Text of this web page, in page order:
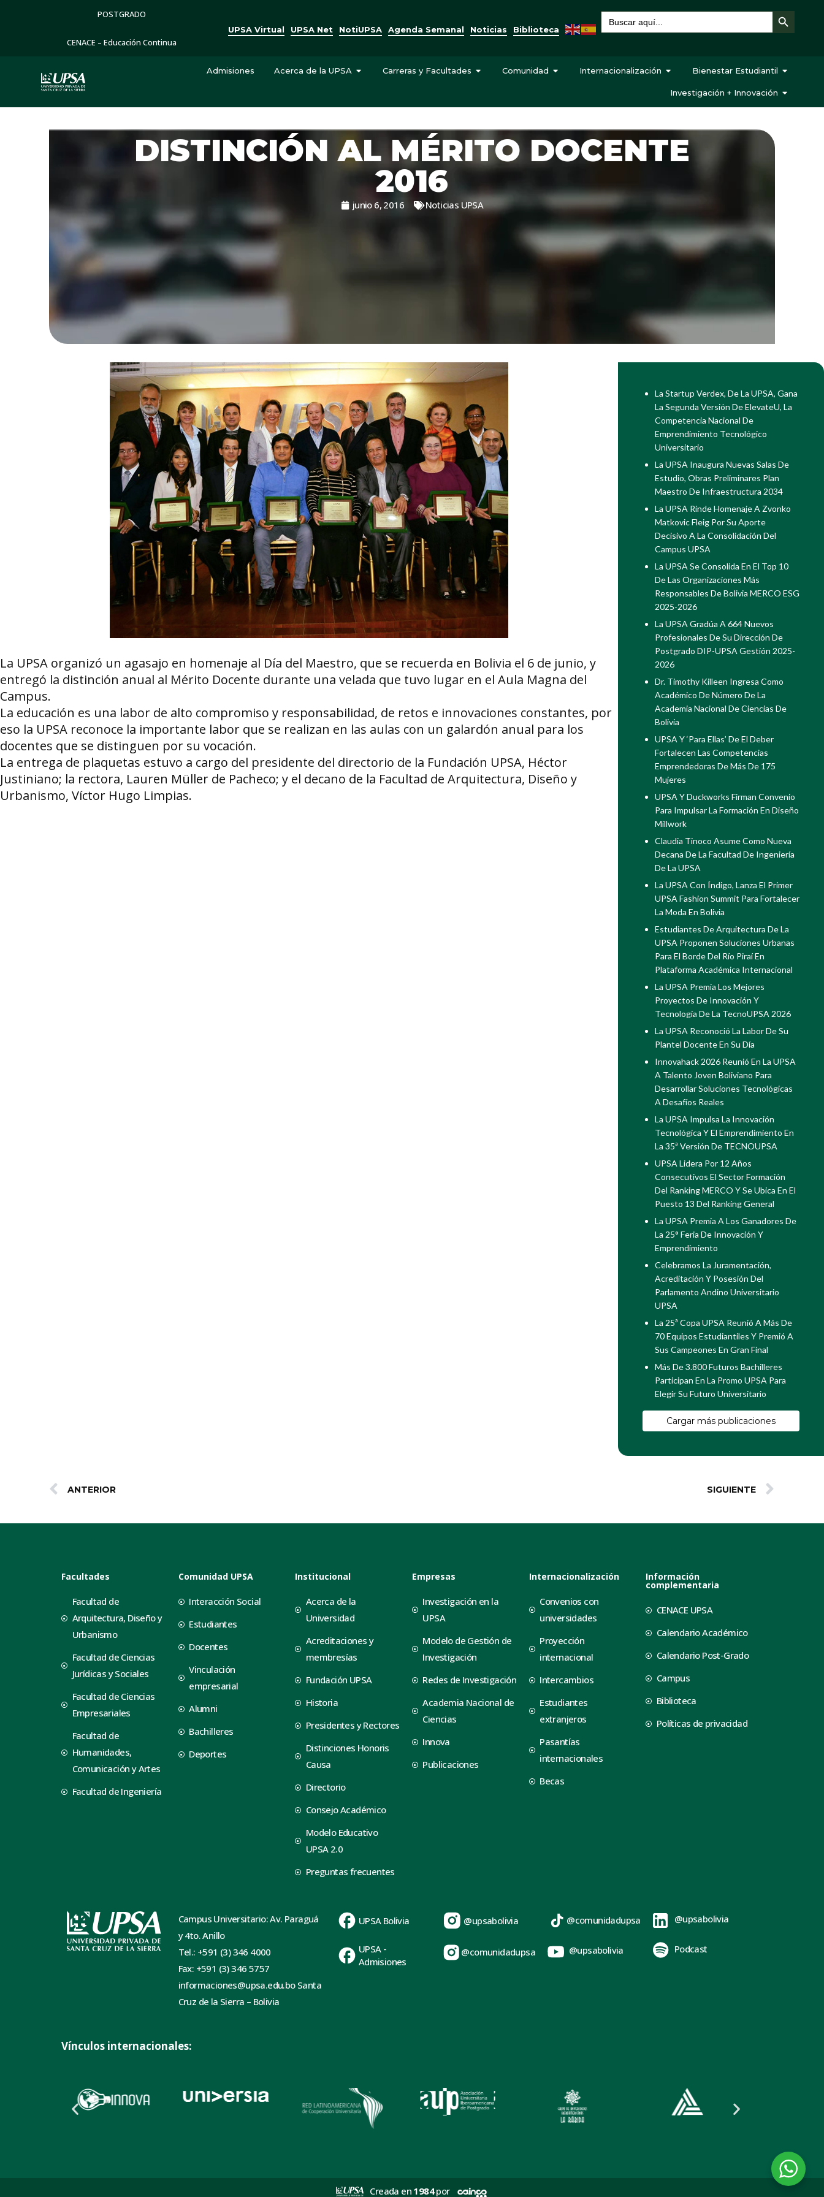
POSTGRADO
CENACE – Educación Continua
UPSA Virtual UPSA Net NotiUPSA Agenda Semanal Noticias Biblioteca
Buscar: Botón de búsqueda
Admisiones Acerca de la UPSA Carreras y Facultades Comunidad Internacionalización Bienestar Estudiantil
Investigación + Innovación
DISTINCIÓN AL MÉRITO DOCENTE
2016
junio 6, 2016 Noticias UPSA
La UPSA organizó un agasajo en homenaje al Día del Maestro, que se recuerda en Bolivia el 6 de junio, y
entregó la distinción anual al Mérito Docente durante una velada que tuvo lugar en el Aula Magna del
Campus.
La educación es una labor de alto compromiso y responsabilidad, de retos e innovaciones constantes, por
eso la UPSA reconoce la importante labor que se realizan en las aulas con un galardón anual para los
docentes que se distinguen por su vocación.
La entrega de plaquetas estuvo a cargo del presidente del directorio de la Fundación UPSA, Héctor
Justiniano; la rectora, Lauren Müller de Pacheco; y el decano de la Facultad de Arquitectura, Diseño y
Urbanismo, Víctor Hugo Limpias.
La Startup Verdex, De La UPSA, Gana
La Segunda Versión De ElevateU, La
Competencia Nacional De
Emprendimiento Tecnológico
Universitario
La UPSA Inaugura Nuevas Salas De
Estudio, Obras Preliminares Plan
Maestro De Infraestructura 2034
La UPSA Rinde Homenaje A Zvonko
Matkovic Fleig Por Su Aporte
Decisivo A La Consolidación Del
Campus UPSA
La UPSA Se Consolida En El Top 10
De Las Organizaciones Más
Responsables De Bolivia MERCO ESG
2025-2026
La UPSA Gradúa A 664 Nuevos
Profesionales De Su Dirección De
Postgrado DIP-UPSA Gestión 2025-
2026
Dr. Timothy Killeen Ingresa Como
Académico De Número De La
Academia Nacional De Ciencias De
Bolivia
UPSA Y ‘Para Ellas’ De El Deber
Fortalecen Las Competencias
Emprendedoras De Más De 175
Mujeres
UPSA Y Duckworks Firman Convenio
Para Impulsar La Formación En Diseño
Millwork
Claudia Tinoco Asume Como Nueva
Decana De La Facultad De Ingeniería
De La UPSA
La UPSA Con Índigo, Lanza El Primer
UPSA Fashion Summit Para Fortalecer
La Moda En Bolivia
Estudiantes De Arquitectura De La
UPSA Proponen Soluciones Urbanas
Para El Borde Del Río Piraí En
Plataforma Académica Internacional
La UPSA Premia Los Mejores
Proyectos De Innovación Y
Tecnología De La TecnoUPSA 2026
La UPSA Reconoció La Labor De Su
Plantel Docente En Su Día
Innovahack 2026 Reunió En La UPSA
A Talento Joven Boliviano Para
Desarrollar Soluciones Tecnológicas
A Desafíos Reales
La UPSA Impulsa La Innovación
Tecnológica Y El Emprendimiento En
La 35ª Versión De TECNOUPSA
UPSA Lidera Por 12 Años
Consecutivos El Sector Formación
Del Ranking MERCO Y Se Ubica En El
Puesto 13 Del Ranking General
La UPSA Premia A Los Ganadores De
La 25° Feria De Innovación Y
Emprendimiento
Celebramos La Juramentación,
Acreditación Y Posesión Del
Parlamento Andino Universitario
UPSA
La 25ª Copa UPSA Reunió A Más De
70 Equipos Estudiantiles Y Premió A
Sus Campeones En Gran Final
Más De 3.800 Futuros Bachilleres
Participan En La Promo UPSA Para
Elegir Su Futuro Universitario
Cargar más publicaciones
ANTERIOR SIGUIENTE
Facultades
Facultad de
Arquitectura, Diseño y
Urbanismo
Facultad de Ciencias
Jurídicas y Sociales
Facultad de Ciencias
Empresariales
Facultad de
Humanidades,
Comunicación y Artes
Facultad de Ingeniería
Comunidad UPSA
Interacción Social
Estudiantes
Docentes
Vinculación
empresarial
Alumni
Bachilleres
Deportes
Institucional
Acerca de la
Universidad
Acreditaciones y
membresías
Fundación UPSA
Historia
Presidentes y Rectores
Distinciones Honoris
Causa
Directorio
Consejo Académico
Modelo Educativo
UPSA 2.0
Preguntas frecuentes
Empresas
Investigación en la
UPSA
Modelo de Gestión de
Investigación
Redes de Investigación
Academia Nacional de
Ciencias
Innova
Publicaciones
Internacionalización
Convenios con
universidades
Proyección
internacional
Intercambios
Estudiantes
extranjeros
Pasantías
internacionales
Becas
Información
complementaria
CENACE UPSA
Calendario Académico
Calendario Post-Grado
Campus
Biblioteca
Políticas de privacidad
Campus Universitario: Av. Paraguá
y 4to. Anillo
Tel.: +591 (3) 346 4000
Fax: +591 (3) 346 5757
informaciones@upsa.edu.bo Santa
Cruz de la Sierra – Bolivia
UPSA Bolivia
UPSA -
Admisiones
@upsabolivia
@comunidadupsa
@comunidadupsa
@upsabolivia
@upsabolivia
Podcast
Vínculos internacionales:
Creada en 1984por